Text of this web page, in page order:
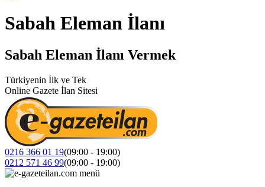
Sabah Eleman İlanı
Sabah Eleman İlanı Vermek
Türkiyenin İlk ve Tek
Online Gazete İlan Sitesi
0216 366 01 19(09:00 - 19:00)
0212 571 46 99(09:00 - 19:00)